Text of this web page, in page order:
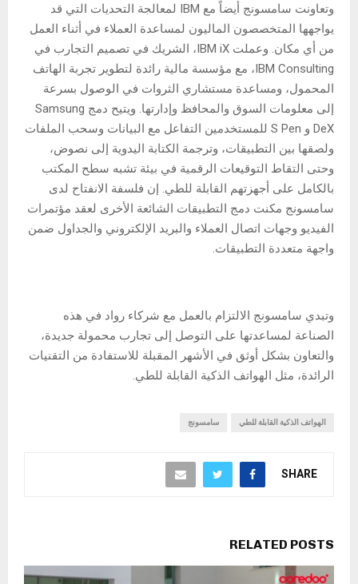
وتعاونت سامسونج أيضاً مع IBM لمعالجة التحديات التي قد
يواجهها المتخصصون الماليون لمساعدة العملاء في أثناء العمل
من أي مكان. وعملت IBM iX، الشريك في تصميم التجارب في
IBM Consulting، مع مؤسسة مالية رائدة لتطوير تجربة الهاتف
المحمول، ومساعدة مستشاري الثروات في الوصول بسرعة
إلى معلومات السوق والمحافظ وإدارتها. ويتيح دمج Samsung
DeX و S Pen للمستخدمين التفاعل مع البيانات وسحب الملفات
ولصقها بين التطبيقات، وترجمة الكتابة اليدوية إلى نصوض،
وحتى التقاط التوقيعات الرقمية في بيئة تشبه سطح المكتب
بالكامل على أجهزتهم القابلة للطي. إن فلسفة الانفتاح لدى
سامسونج مكنت دمج التطبيقات الشائعة الأخرى لعقد مؤتمرات
الفيديو وجهات اتصال العملاء والبريد الإلكتروني والجداول ضمن
واجهة متعددة التطبيقات.
وتبدي سامسونج الالتزام بالعمل مع شركاء رواد في هذه
الصناعة لمساعدتها على التوصل إلى تجارب محمولة جديدة،
والتعاون بشكل أوثق في الأشهر المقبلة للاستفادة من التقنيات
الرائدة، مثل الهواتف الذكية القابلة للطي.
الهواتف الذكية القابلة للطي سامسونج
SHARE
RELATED POSTS